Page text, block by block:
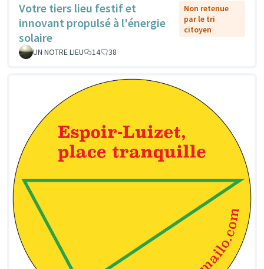
Votre tiers lieu festif et
innovant propulsé à l'énergie
solaire
Non retenue
par le tri
citoyen
UN NOTRE LIEU 14 38